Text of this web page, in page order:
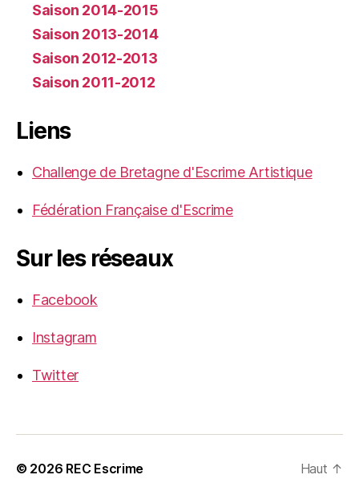
Saison 2014-2015
Saison 2013-2014
Saison 2012-2013
Saison 2011-2012
Liens
Challenge de Bretagne d'Escrime Artistique
Fédération Française d'Escrime
Sur les réseaux
Facebook
Instagram
Twitter
© 2026 REC Escrime Haut ↑